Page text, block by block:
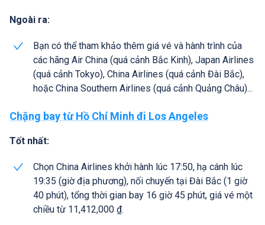
Ngoài ra:
Bạn có thể tham khảo thêm giá vé và hành trình của
các hãng Air China (quá cảnh Bắc Kinh), Japan Airlines
(quá cảnh Tokyo), China Airlines (quá cảnh Đài Bắc),
hoặc China Southern Airlines (quá cảnh Quảng Châu)...
Chặng bay từ Hồ Chí Minh đi Los Angeles
Tốt nhất:
Chọn China Airlines khởi hành lúc 17:50, hạ cánh lúc
19:35 (giờ địa phương), nối chuyến tại Đài Bắc (1 giờ
40 phút), tổng thời gian bay 16 giờ 45 phút, giá vé một
chiều từ 11,412,000 ₫.